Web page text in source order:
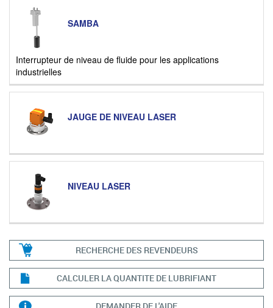
SAMBA
Interrupteur de niveau de fluide pour les applications
industrielles
JAUGE DE NIVEAU LASER
NIVEAU LASER
RECHERCHE DES REVENDEURS
CALCULER LA QUANTITE DE LUBRIFIANT